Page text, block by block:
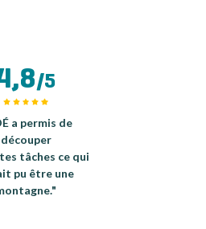
/5
a permis de
découper
tâches ce qui
pu être une